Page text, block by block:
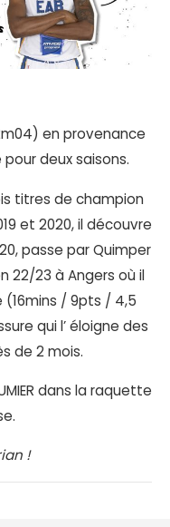
en provenance
pour deux saisons.
titres de champion
et 2020, il découvre
passe par Quimper
22/23 à Angers où il
(16mins / 9pts / 4,5
qui l’ éloigne des
de 2 mois.
dans la raquette
!